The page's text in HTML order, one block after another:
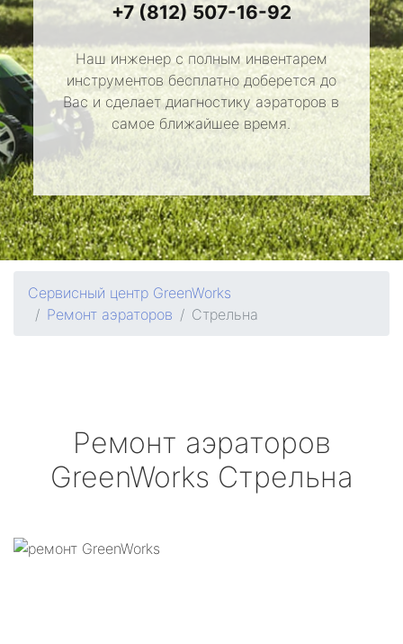
+7 (812) 507-16-92
Наш инженер с полным инвентарем
инструментов бесплатно доберется до
Вас и сделает диагностику аэраторов в
самое ближайшее время.
Сервисный центр GreenWorks
Ремонт аэраторов
Стрельна
Ремонт аэраторов
GreenWorks Стрельна